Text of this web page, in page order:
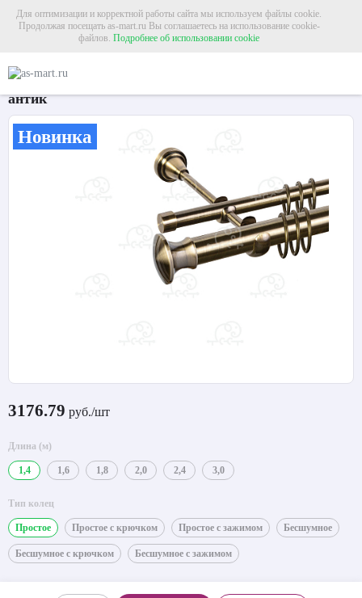
Для оптимизации и корректной работы сайта мы используем файлы cookie.
Продолжая посещать as-mart.ru Вы соглашаетесь на использование cookie-
файлов. Подробнее об использовании cookie
Карниз для штор двухрядный «Пьемонт» Ø25Г/16Г
антик
Новинка
3176.79 руб./шт
Длина (м)
1,4 1,6 1,8 2,0 2,4 3,0
Тип колец
Простое Простое с крючком Простое с зажимом Бесшумное
Бесшумное с крючком Бесшумное с зажимом